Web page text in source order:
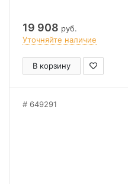
19 908 руб.
Уточняйте наличие
В корзину
649291